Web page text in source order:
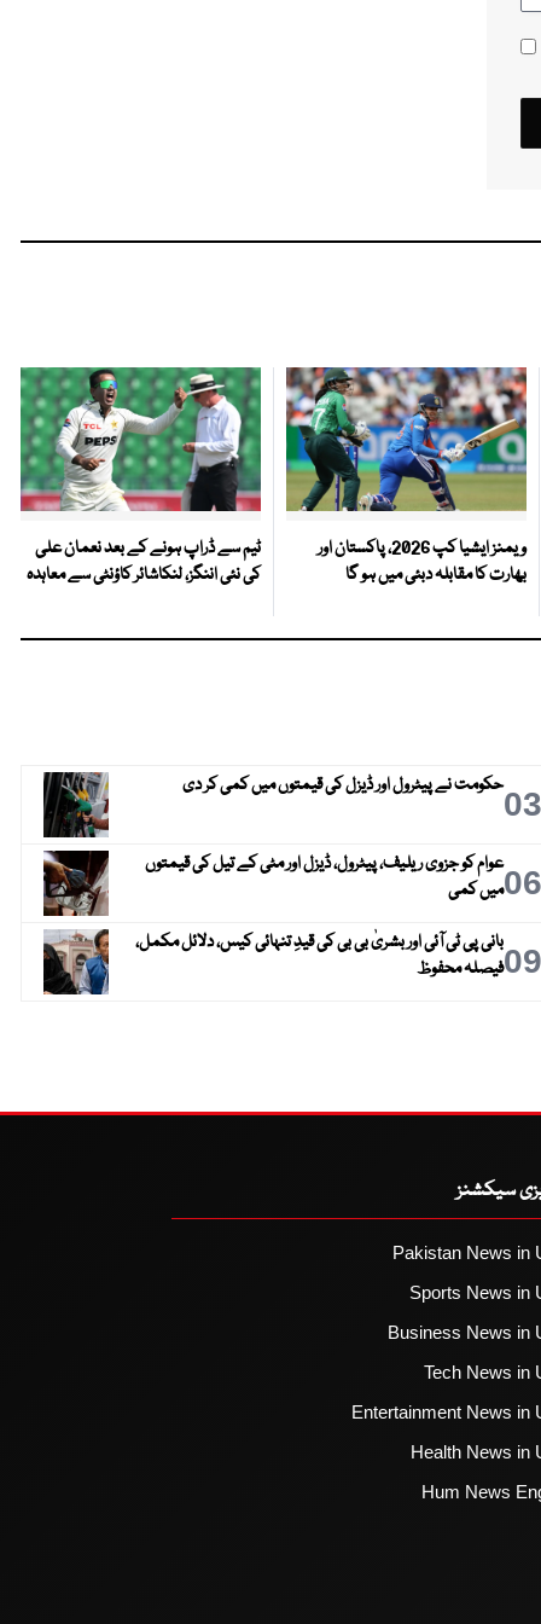
ویمنز ایشیا کپ 2026، پاکستان اور
بھارت کا مقابلہ دبئی میں ہو گا
ٹیم سے ڈراپ ہونے کے بعد نعمان علی
کی نئی اننگز، لنکاشائر کاؤنٹی سے معاہدہ
03حکومت نے پیٹرول اور ڈیزل کی قیمتوں میں کمی کر دی
06عوام کو جزوی ریلیف، پیٹرول، ڈیزل اور مٹی کے تیل کی قیمتوں
میں کمی
09بانی پی ٹی آئی اور بشریٰ بی بی کی قیدِ تنہائی کیس، دلائل مکمل،
فیصلہ محفوظ
سیکشنز
Pakistan News in
Sports News in
Business News in
Tech News in
Entertainment News in
Health News in
Hum News